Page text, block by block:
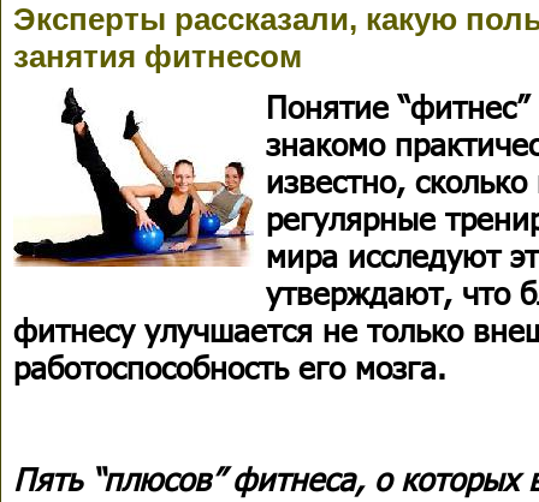
Эксперты рассказали, какую
занятия фитнесом
Понятие
знакомо
известно,
регулярные
мира исследуют
утверждают, что
фитнесу улучшается не только
работоспособность его мозга.
Пять “плюсов” фитнеса, о которых